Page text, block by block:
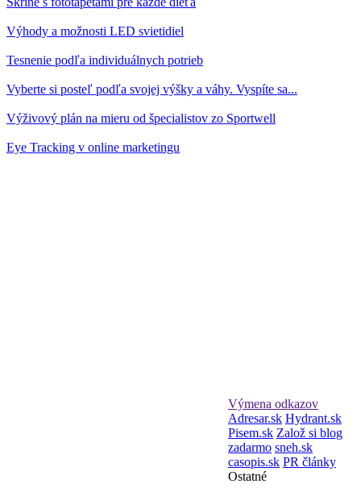
Výhody a možnosti LED svietidiel
Tesnenie podľa individuálnych potrieb
Vyberte si posteľ podľa svojej výšky a váhy. Vyspíte sa...
Výživový plán na mieru od špecialistov zo Sportwell
Eye Tracking v online marketingu
Výmena odkazov
Adresar.sk Hydrant.sk
Pisem.sk Založ si blog
zadarmo sneh.sk
casopis.sk PR články
Ostatné